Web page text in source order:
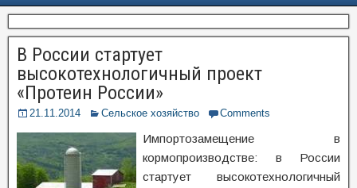
В России стартует
высокотехнологичный проект
«Протеин России»
21.11.2014 Сельское хозяйство Comments
Импортозамещение в
кормопроизводстве: в России
стартует высокотехнологичный